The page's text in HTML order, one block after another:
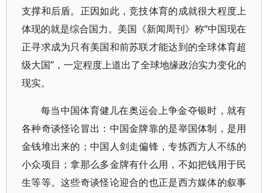
支撑和后盾。正因如此，竞技体育的成就很大程度上
体现的就是综合国力。美国《新闻周刊》称“中国现在
正寻求成为只有美国和前苏联才能达到的全球体育超
级大国”，一定程度上道出了全球地缘政治实力变化的
现实。
每当中国体育健儿在奥运会上争金夺银时，就有
各种奇谈怪论冒出：中国金牌靠的是举国体制，是用
金钱堆出来的；中国人剑走偏锋，专拣西方人不练的
小众项目；拿那么多金牌有什么用，不如把钱用于民
生等等。这些奇谈怪论迎合的也正是西方媒体的叙事